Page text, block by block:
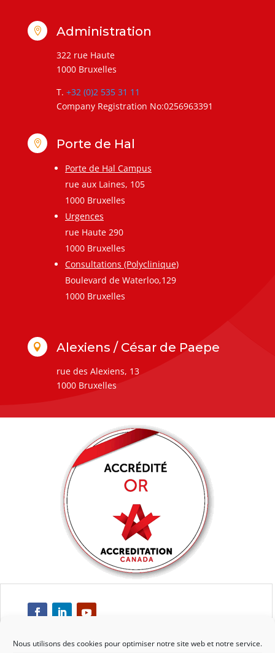
Nous utilisons des cookies pour optimiser notre site web et notre service.
 Administration
322 rue Haute
1000 Bruxelles
T. +32 (0)2 535 31 11
Company Registration No:0256963391
 Porte de Hal
Porte de Hal Campus
rue aux Laines, 105
1000 Bruxelles
Urgences
rue Haute 290
1000 Bruxelles
Consultations (Polyclinique)
Boulevard de Waterloo,129
1000 Bruxelles
 Alexiens / César de Paepe
rue des Alexiens, 13
1000 Bruxelles